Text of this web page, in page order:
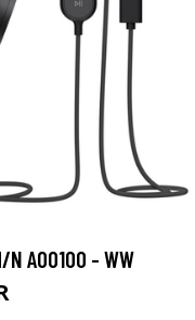
N A00100 - WW